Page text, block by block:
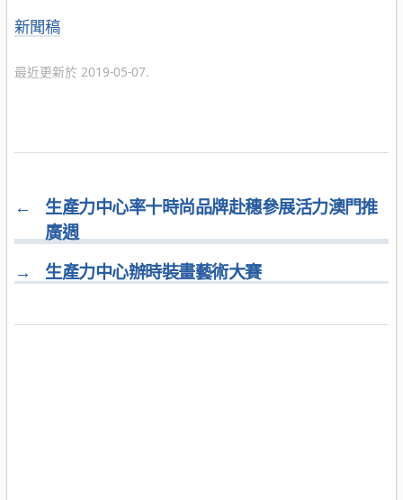
分
新聞稿
最近更新於 2019-05-07.
←
生產力中心率十時尚品牌赴穗參展活力澳門推
廣週
→
生產力中心辦時裝畫藝術大賽